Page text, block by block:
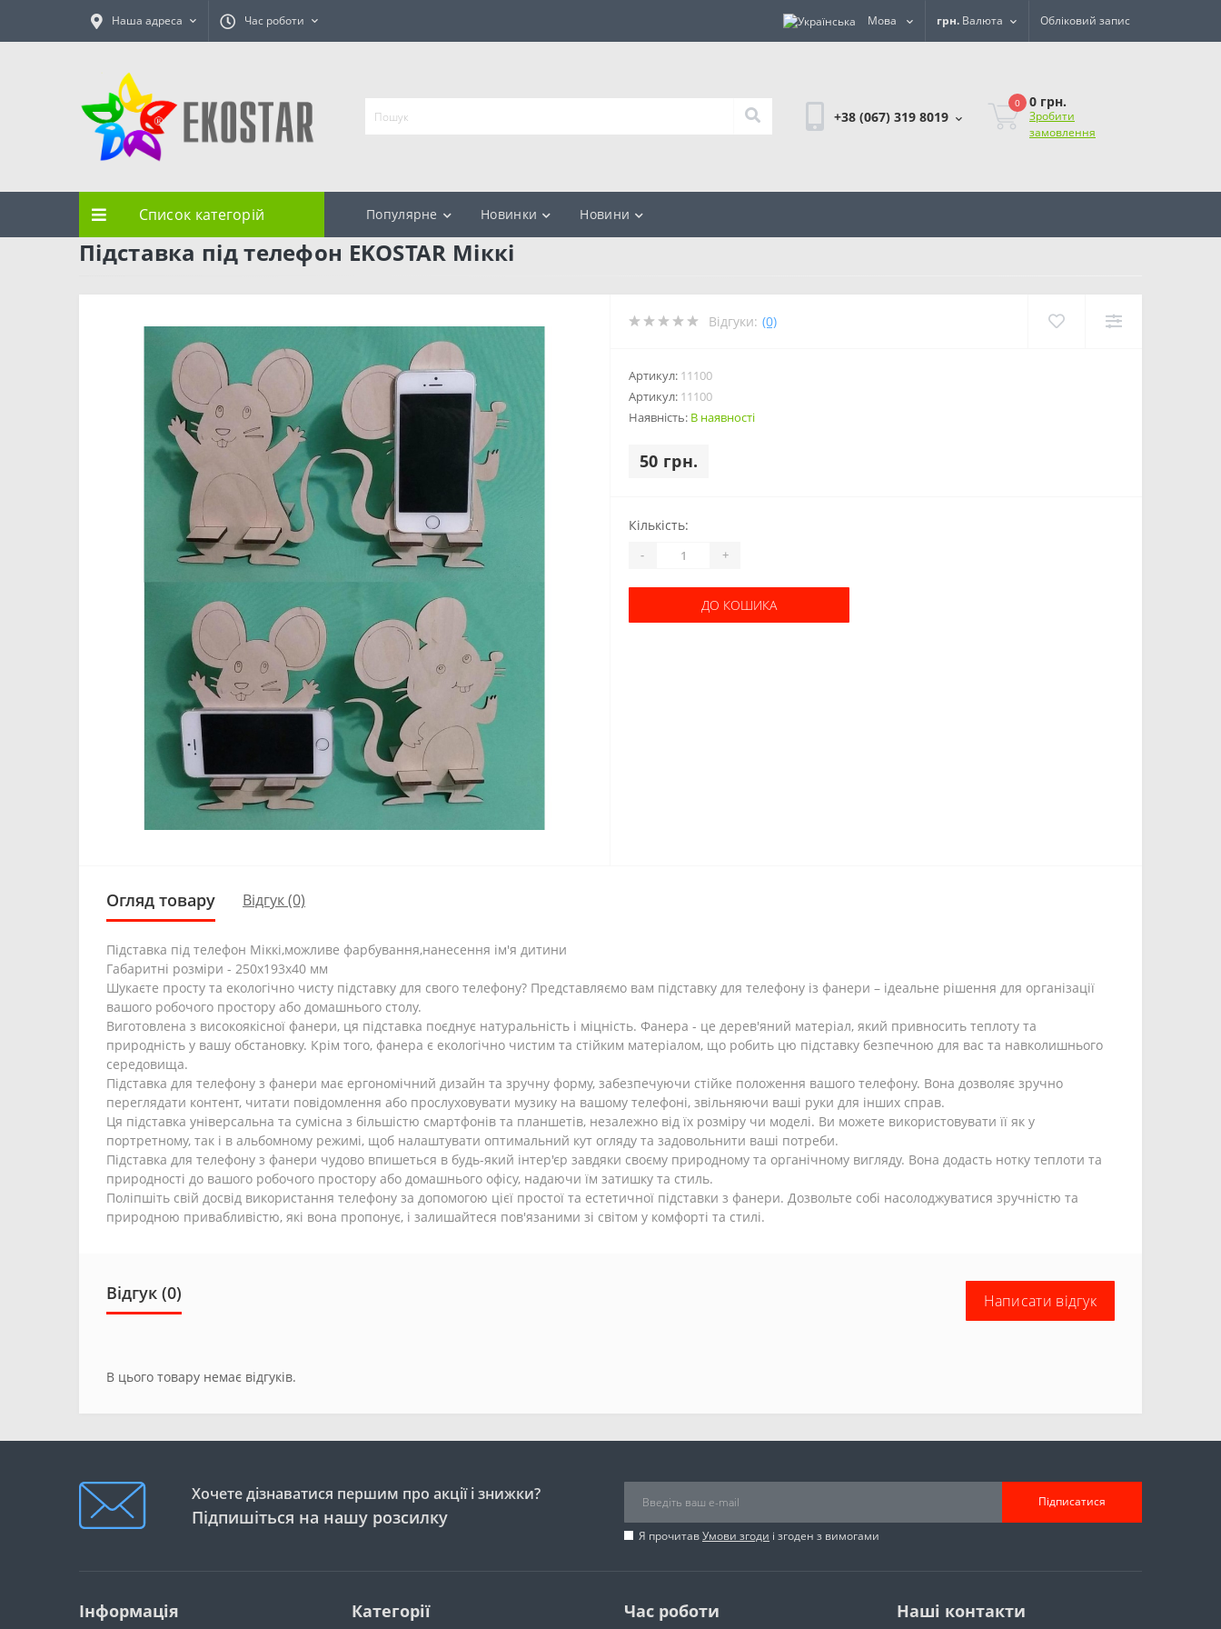
Наша адреса Час роботи Мова грн. Валюта Обліковий запис
+38 (067) 319 8019
0 0 грн.
Зробити
замовлення
Список категорій Популярне Новинки Новини
Підставка під телефон EKOSTAR Міккі
Відгуки: (0)
Артикул: 11100
Артикул: 11100
Наявність: В наявності
50 грн.
Кількість:
- +
ДО КОШИКА
Огляд товару Відгук (0)
Підставка під телефон Міккі,можливе фарбування,нанесення ім'я дитини
Габаритні розміри - 250х193х40 мм
Шукаєте просту та екологічно чисту підставку для свого телефону? Представляємо вам підставку для телефону із фанери – ідеальне рішення для організації
вашого робочого простору або домашнього столу.
Виготовлена з високоякісної фанери, ця підставка поєднує натуральність і міцність. Фанера - це дерев'яний матеріал, який привносить теплоту та
природність у вашу обстановку. Крім того, фанера є екологічно чистим та стійким матеріалом, що робить цю підставку безпечною для вас та навколишнього
середовища.
Підставка для телефону з фанери має ергономічний дизайн та зручну форму, забезпечуючи стійке положення вашого телефону. Вона дозволяє зручно
переглядати контент, читати повідомлення або прослуховувати музику на вашому телефоні, звільняючи ваші руки для інших справ.
Ця підставка універсальна та сумісна з більшістю смартфонів та планшетів, незалежно від їх розміру чи моделі. Ви можете використовувати її як у
портретному, так і в альбомному режимі, щоб налаштувати оптимальний кут огляду та задовольнити ваші потреби.
Підставка для телефону з фанери чудово впишеться в будь-який інтер'єр завдяки своєму природному та органічному вигляду. Вона додасть нотку теплоти та
природності до вашого робочого простору або домашнього офісу, надаючи їм затишку та стиль.
Поліпшіть свій досвід використання телефону за допомогою цієї простої та естетичної підставки з фанери. Дозвольте собі насолоджуватися зручністю та
природною привабливістю, які вона пропонує, і залишайтеся пов'язаними зі світом у комфорті та стилі.
Відгук (0) Написати відгук
В цього товару немає відгуків.
Хочете дізнаватися першим про акції і знижки?
Підпишіться на нашу розсилку
Підписатися
Я прочитавУмови згоди і згоден з вимогами
Інформація Категорії Час роботи Наші контакти